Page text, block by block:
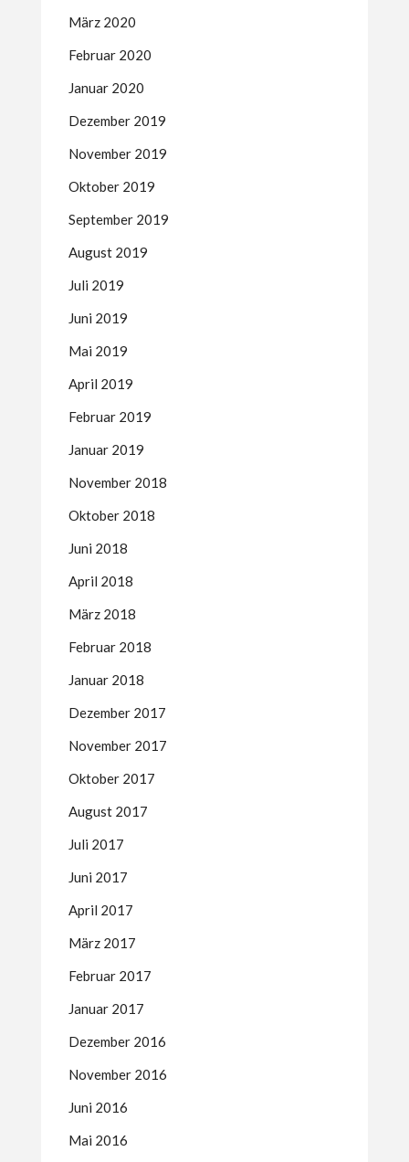
März 2020
Februar 2020
Januar 2020
Dezember 2019
November 2019
Oktober 2019
September 2019
August 2019
Juli 2019
Juni 2019
Mai 2019
April 2019
Februar 2019
Januar 2019
November 2018
Oktober 2018
Juni 2018
April 2018
März 2018
Februar 2018
Januar 2018
Dezember 2017
November 2017
Oktober 2017
August 2017
Juli 2017
Juni 2017
April 2017
März 2017
Februar 2017
Januar 2017
Dezember 2016
November 2016
Juni 2016
Mai 2016